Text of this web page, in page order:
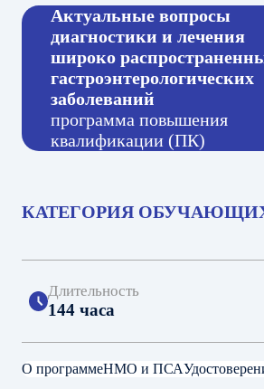
Актуальные вопросы
диагностики и лечения
широко
гастроэнтерологических
заболеваний
программа повышения
квалификации (ПК)
КАТЕГОРИЯ
Длительность
144 часа
О программеНМО и ПСА